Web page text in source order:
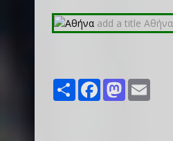
Share FacebookMastodon